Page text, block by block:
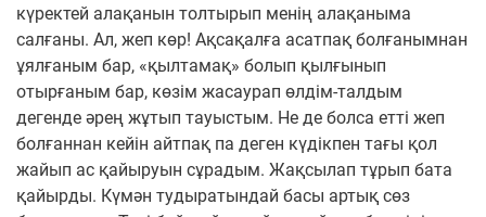
күректей алақанын толтырып менің алақаныма
салғаны. Ал, жеп көр! Ақсақалға асатпақ болғанымнан
ұялғаным бар, «қылтамақ» болып қылғынып
отырғаным бар, көзім жасаурап өлдім-талдым
дегенде әрең жұтып тауыстым. Не де болса етті жеп
болғаннан кейін айтпақ па деген күдікпен тағы қол
жайып ас қайыруын сұрадым. Жақсылап тұрып бата
қайырды. Күмән тудыратындай басы артық сөз